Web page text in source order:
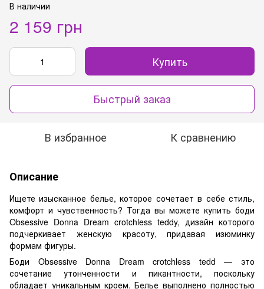
В наличии
2 159 грн
Купить
Быстрый заказ
В избранное К сравнению
Описание
Ищете изысканное белье, которое сочетает в себе стиль,
комфорт и чувственность? Тогда вы можете купить боди
Obsessive Donna Dream crotchless teddy, дизайн которого
подчеркивает женскую красоту, придавая изюминку
формам фигуры.
Боди Obsessive Donna Dream crotchless tedd — это
сочетание утонченности и пикантности, поскольку
обладает уникальным кроем. Белье выполнено полностью